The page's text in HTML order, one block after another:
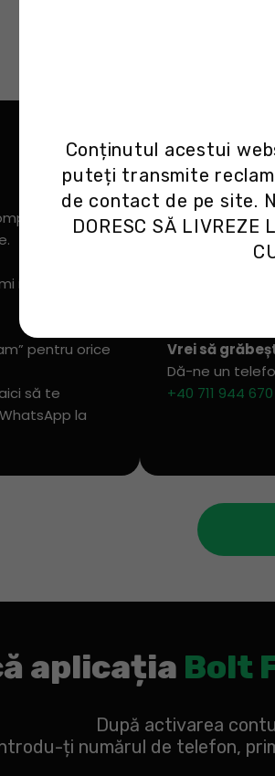
imediat un
pentru orice
să te
la
Pasul 2
Trimite
După
ore pentru a-ți
Vrei să
Dă-ne un
+40 711 944 670
aplicația Bolt
După activarea
ți numărul de telefon,
Conținutul acestui
puteți transmite
de contact de pe site.
DORESC SĂ